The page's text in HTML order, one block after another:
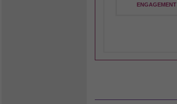
ENGAGEMENT